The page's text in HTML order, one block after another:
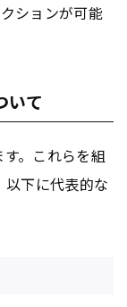
ションが可能
いて
。これらを組
以下に代表的な